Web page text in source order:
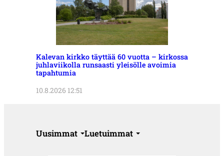
Kalevan kirkko täyttää 60 vuotta – kirkossa
juhlaviikolla runsaasti yleisölle avoimia
tapahtumia
10.8.2026 12:51
Uusimmat Luetuimmat